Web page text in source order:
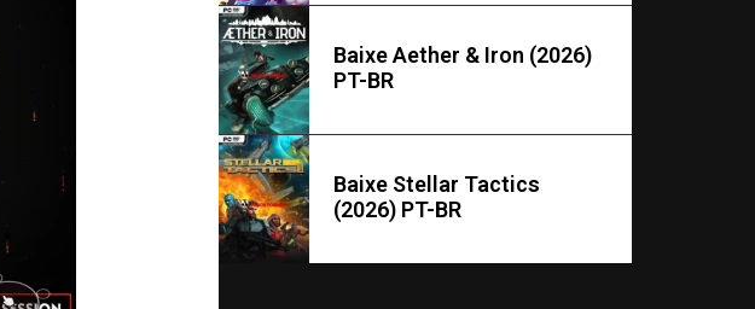
Baixe Aether & Iron (2026)
PT-BR
Baixe Stellar Tactics
(2026) PT-BR